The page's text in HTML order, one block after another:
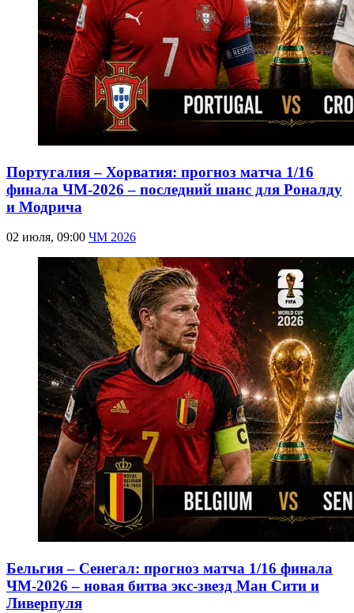
Португалия – Хорватия: прогноз матча 1/16
финала ЧМ-2026 – последний шанс для Роналду
и Модрича
02 июля, 09:00 ЧМ 2026
Бельгия – Сенегал: прогноз матча 1/16 финала
ЧМ-2026 – новая битва экс-звезд Ман Сити и
Ливерпуля